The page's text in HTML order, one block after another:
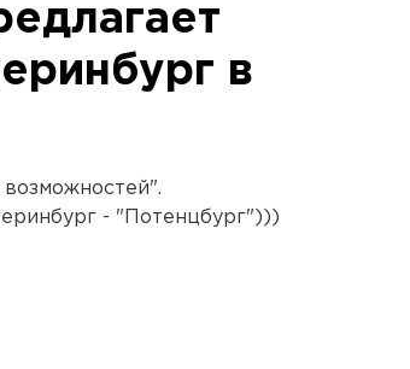
в
- "Потенцбург")))